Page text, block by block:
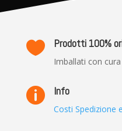
 Prodotti 100%
Imballati con
 Info
Costi Spedizione